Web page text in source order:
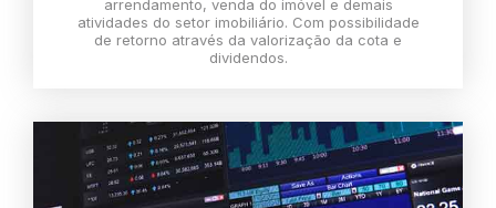
arrendamento, venda do imóvel e demais
atividades do setor imobiliário. Com possibilidade
de retorno através da valorização da cota e
dividendos.